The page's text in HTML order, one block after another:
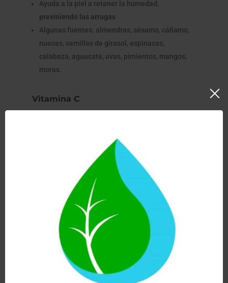
Ayuda a la piel a retener la humedad,
previniendo las arrugas
Algunas fuentes: almendras, sésamo, cáñamo,
nueces, semillas de girasol, espinacas,
calabaza, aguacate, uvas, pimientos, mangos,
moras.
Vitamina C
absorber y asimilar el calcio.
La vitamina C es soluble en agua, el cuerpo no la
almacena. Se puede tomar a diario.
Nos protege de los
radicales libres.
Algunas fuentes: fresas, papaya, kiwi, pomelo,
arándanos, limón, naranja, menta y espinaca.
Regula nuestrotránsito intestinal.